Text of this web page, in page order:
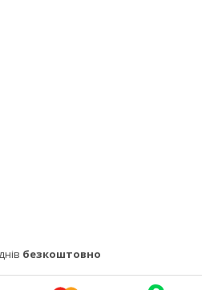
безкоштовно